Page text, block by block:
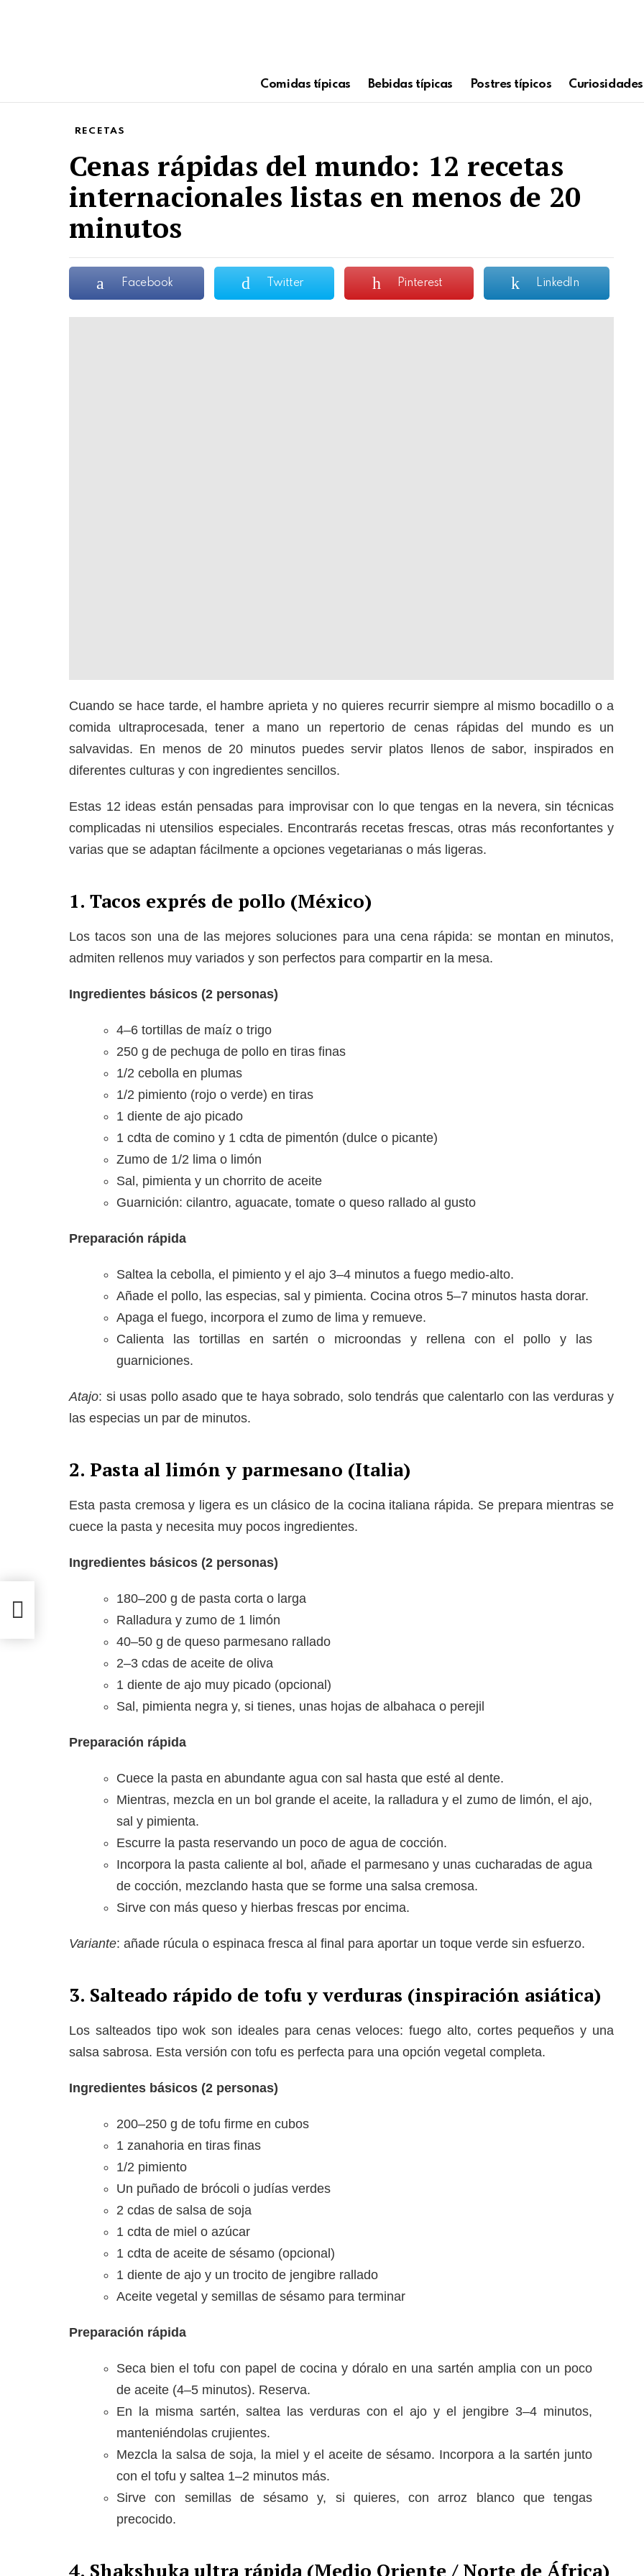
Comidas típicas Bebidas típicas Postres típicos Curiosidades
RECETAS
Cenas rápidas del mundo: 12 recetas
internacionales listas en menos de 20
minutos
Facebook Twitter Pinterest LinkedIn
Cuando se hace tarde, el hambre aprieta y no quieres recurrir siempre al mismo bocadillo o a
comida ultraprocesada, tener a mano un repertorio de cenas rápidas del mundo es un
salvavidas. En menos de 20 minutos puedes servir platos llenos de sabor, inspirados en
diferentes culturas y con ingredientes sencillos.
Estas 12 ideas están pensadas para improvisar con lo que tengas en la nevera, sin técnicas
complicadas ni utensilios especiales. Encontrarás recetas frescas, otras más reconfortantes y
varias que se adaptan fácilmente a opciones vegetarianas o más ligeras.
1. Tacos exprés de pollo (México)
Los tacos son una de las mejores soluciones para una cena rápida: se montan en minutos,
admiten rellenos muy variados y son perfectos para compartir en la mesa.
Ingredientes básicos (2 personas)
4–6 tortillas de maíz o trigo
250 g de pechuga de pollo en tiras finas
1/2 cebolla en plumas
1/2 pimiento (rojo o verde) en tiras
1 diente de ajo picado
1 cdta de comino y 1 cdta de pimentón (dulce o picante)
Zumo de 1/2 lima o limón
Sal, pimienta y un chorrito de aceite
Guarnición: cilantro, aguacate, tomate o queso rallado al gusto
Preparación rápida
Saltea la cebolla, el pimiento y el ajo 3–4 minutos a fuego medio-alto.
Añade el pollo, las especias, sal y pimienta. Cocina otros 5–7 minutos hasta dorar.
Apaga el fuego, incorpora el zumo de lima y remueve.
Calienta las tortillas en sartén o microondas y rellena con el pollo y las
guarniciones.
Atajo: si usas pollo asado que te haya sobrado, solo tendrás que calentarlo con las verduras y
las especias un par de minutos.
2. Pasta al limón y parmesano (Italia)
Esta pasta cremosa y ligera es un clásico de la cocina italiana rápida. Se prepara mientras se
cuece la pasta y necesita muy pocos ingredientes.
Ingredientes básicos (2 personas)
180–200 g de pasta corta o larga
Ralladura y zumo de 1 limón
40–50 g de queso parmesano rallado
2–3 cdas de aceite de oliva
1 diente de ajo muy picado (opcional)
Sal, pimienta negra y, si tienes, unas hojas de albahaca o perejil
Preparación rápida
Cuece la pasta en abundante agua con sal hasta que esté al dente.
Mientras, mezcla en un bol grande el aceite, la ralladura y el zumo de limón, el ajo,
sal y pimienta.
Escurre la pasta reservando un poco de agua de cocción.
Incorpora la pasta caliente al bol, añade el parmesano y unas cucharadas de agua
de cocción, mezclando hasta que se forme una salsa cremosa.
Sirve con más queso y hierbas frescas por encima.
Variante: añade rúcula o espinaca fresca al final para aportar un toque verde sin esfuerzo.
3. Salteado rápido de tofu y verduras (inspiración asiática)
Los salteados tipo wok son ideales para cenas veloces: fuego alto, cortes pequeños y una
salsa sabrosa. Esta versión con tofu es perfecta para una opción vegetal completa.
Ingredientes básicos (2 personas)
200–250 g de tofu firme en cubos
1 zanahoria en tiras finas
1/2 pimiento
Un puñado de brócoli o judías verdes
2 cdas de salsa de soja
1 cdta de miel o azúcar
1 cdta de aceite de sésamo (opcional)
1 diente de ajo y un trocito de jengibre rallado
Aceite vegetal y semillas de sésamo para terminar
Preparación rápida
Seca bien el tofu con papel de cocina y dóralo en una sartén amplia con un poco
de aceite (4–5 minutos). Reserva.
En la misma sartén, saltea las verduras con el ajo y el jengibre 3–4 minutos,
manteniéndolas crujientes.
Mezcla la salsa de soja, la miel y el aceite de sésamo. Incorpora a la sartén junto
con el tofu y saltea 1–2 minutos más.
Sirve con semillas de sésamo y, si quieres, con arroz blanco que tengas
precocido.
4. Shakshuka ultra rápida (Medio Oriente / Norte de África)